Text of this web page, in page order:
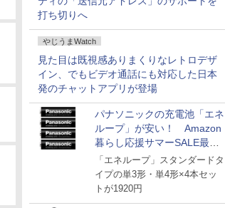
打ち切りへ
やじうまWatch
見た目は既視感ありまくりなレトロデザ
イン、でもビデオ通話にも対応した日本
発のチャットアプリが登場
パナソニックの充電池「エネ
ループ」が安い！ Amazon
暮らし応援サマーSALE最終
日
「エネループ」スタンダードタ
イプの単3形・単4形×4本セッ
トが1920円